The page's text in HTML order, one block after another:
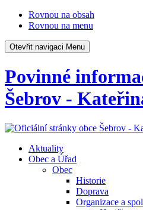
Rovnou na obsah
Rovnou na menu
Otevřit navigaci Menu
Povinné
Šebrov -
Aktuality
Obec a Úřad
Obec
Historie
Doprava
Organizace a